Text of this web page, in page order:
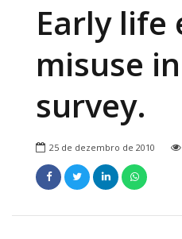
Early life
misuse
survey.
25 de dezembro de 2010